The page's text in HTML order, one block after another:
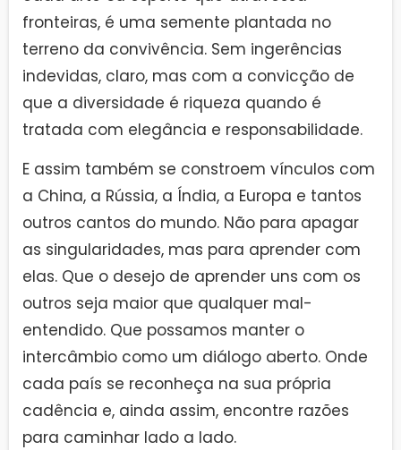
fronteiras, é uma semente plantada no
terreno da convivência. Sem ingerências
indevidas, claro, mas com a convicção de
que a diversidade é riqueza quando é
tratada com elegância e responsabilidade.
E assim também se constroem vínculos com
a China, a Rússia, a Índia, a Europa e tantos
outros cantos do mundo. Não para apagar
as singularidades, mas para aprender com
elas. Que o desejo de aprender uns com os
outros seja maior que qualquer mal-
entendido. Que possamos manter o
intercâmbio como um diálogo aberto. Onde
cada país se reconheça na sua própria
cadência e, ainda assim, encontre razões
para caminhar lado a lado.